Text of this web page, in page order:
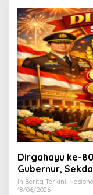
Dirgahayu ke-
Gubernur,
In Berita Terkini,
18/06/2026